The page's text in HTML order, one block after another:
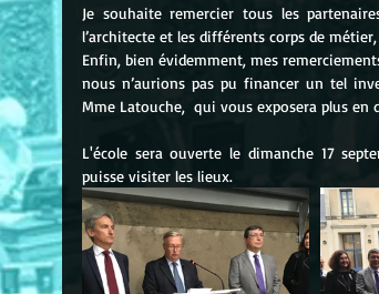
Je souhaite remercier tous les
l’architecte et les différents corps de
Enfin, bien évidemment, mes
nous n’aurions pas pu financer un tel
Mme Latouche,  qui vous exposera plus
L'école sera ouverte le dimanche 17
puisse visiter les lieux.